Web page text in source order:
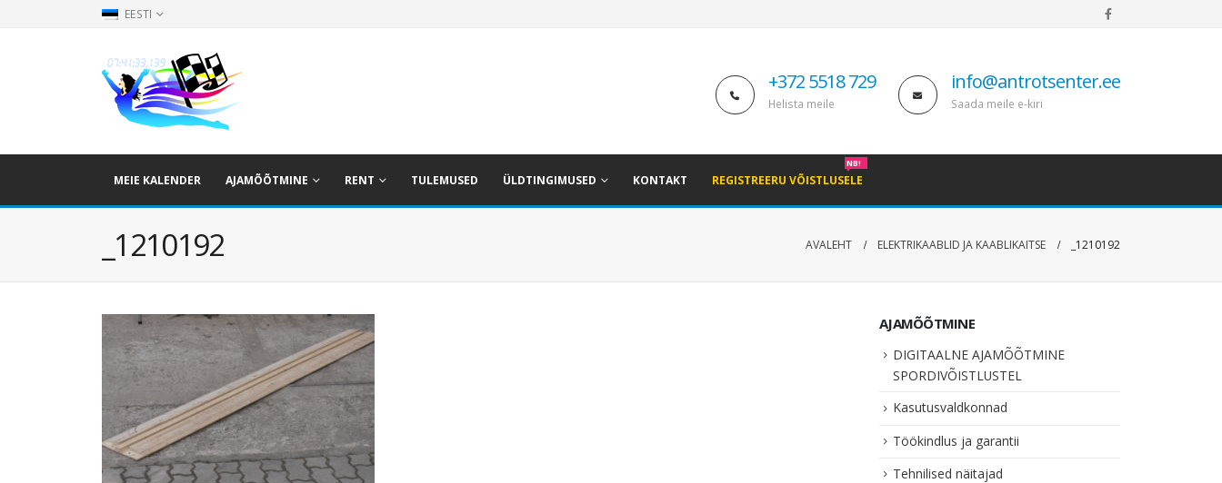
EESTI
+372 5518 729
Helista meile
info@antrotsenter.ee
Saada meile e-kiri
MEIE KALENDER AJAMÕÕTMINE RENT TULEMUSED ÜLDTINGIMUSED KONTAKT REGISTREERU VÕISTLUSELE
NB!
_1210192 AVALEHT ELEKTRIKAABLID JA KAABLIKAITSE _1210192
AJAMÕÕTMINE
DIGITAALNE AJAMÕÕTMINE
SPORDIVÕISTLUSTEL
Kasutusvaldkonnad
Töökindlus ja garantii
Tehnilised näitajad